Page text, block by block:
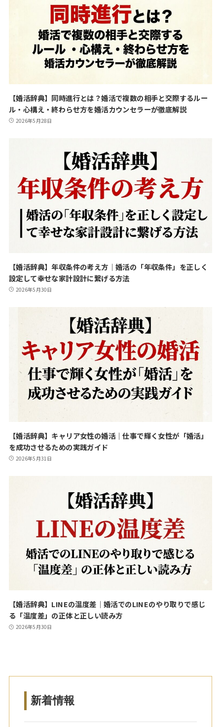
【婚活辞典】同時進行とは？婚活で複数の相手と交際するルー
ル・心構え・終わらせ方を婚活カウンセラーが徹底解説
2026年5月28日
【婚活辞典】年収条件の考え方｜婚活の「年収条件」を正しく
設定して幸せな家計設計に繋げる方法
2026年5月30日
【婚活辞典】キャリア女性の婚活｜仕事で輝く女性が「婚活」
を成功させるための実践ガイド
2026年5月31日
【婚活辞典】LINEの温度差｜婚活でのLINEのやり取りで感じ
る「温度差」の正体と正しい読み方
2026年5月30日
新着情報